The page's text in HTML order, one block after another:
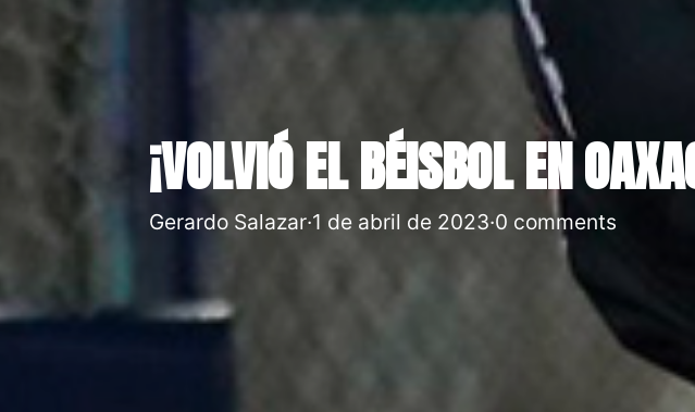
¡VOLVIÓ EL BÉISBOL EN
Gerardo Salazar·1 de abril de 2023·0 comments